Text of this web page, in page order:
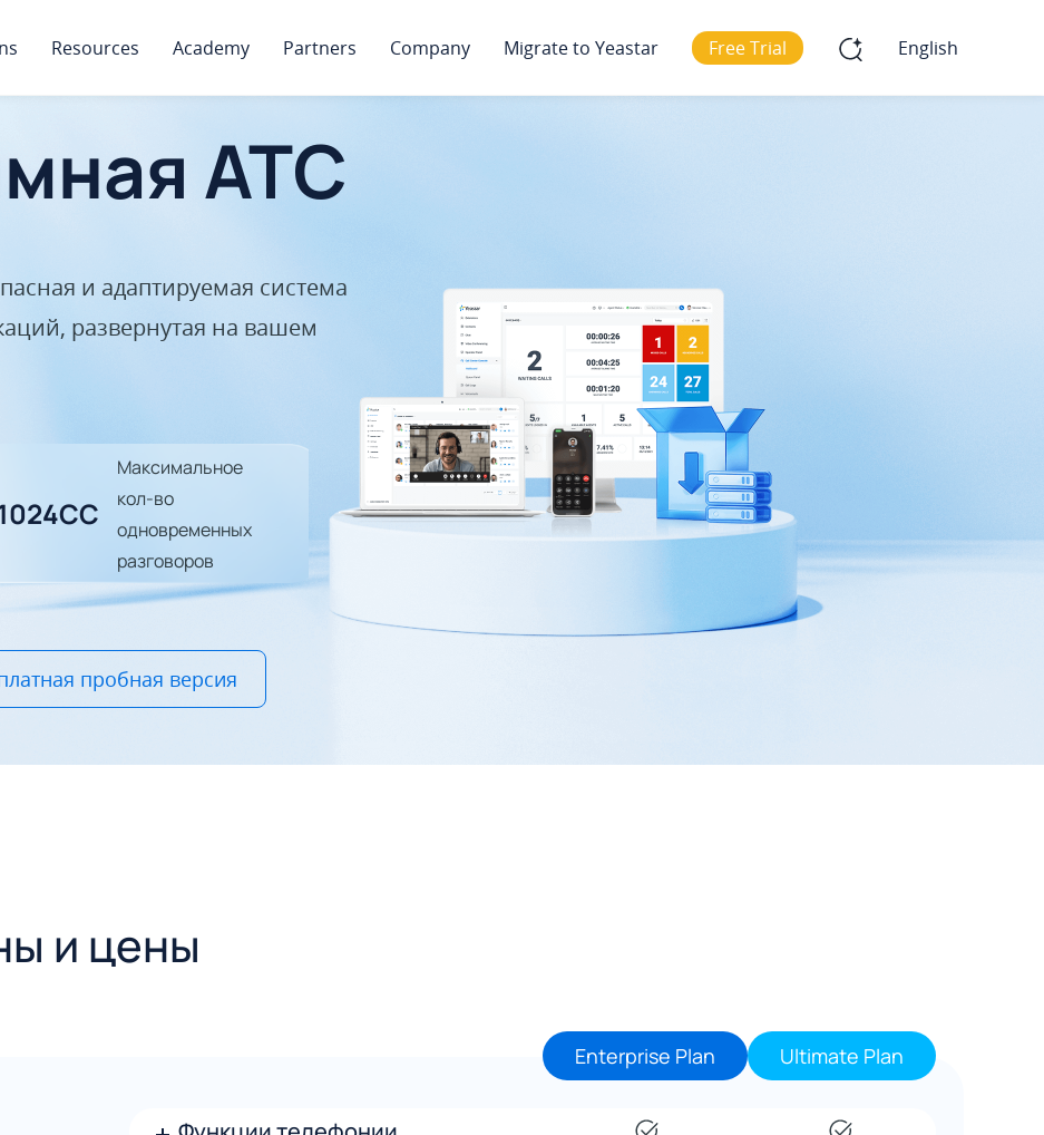
Resources Academy Partners Company Migrate to Yeastar Free Trial English
АТС
и адаптируемая система
развернутая на вашем
Максимальное
кол-во
одновременных
разговоров
пробная версия
и цены
Enterprise Plan Ultimate Plan